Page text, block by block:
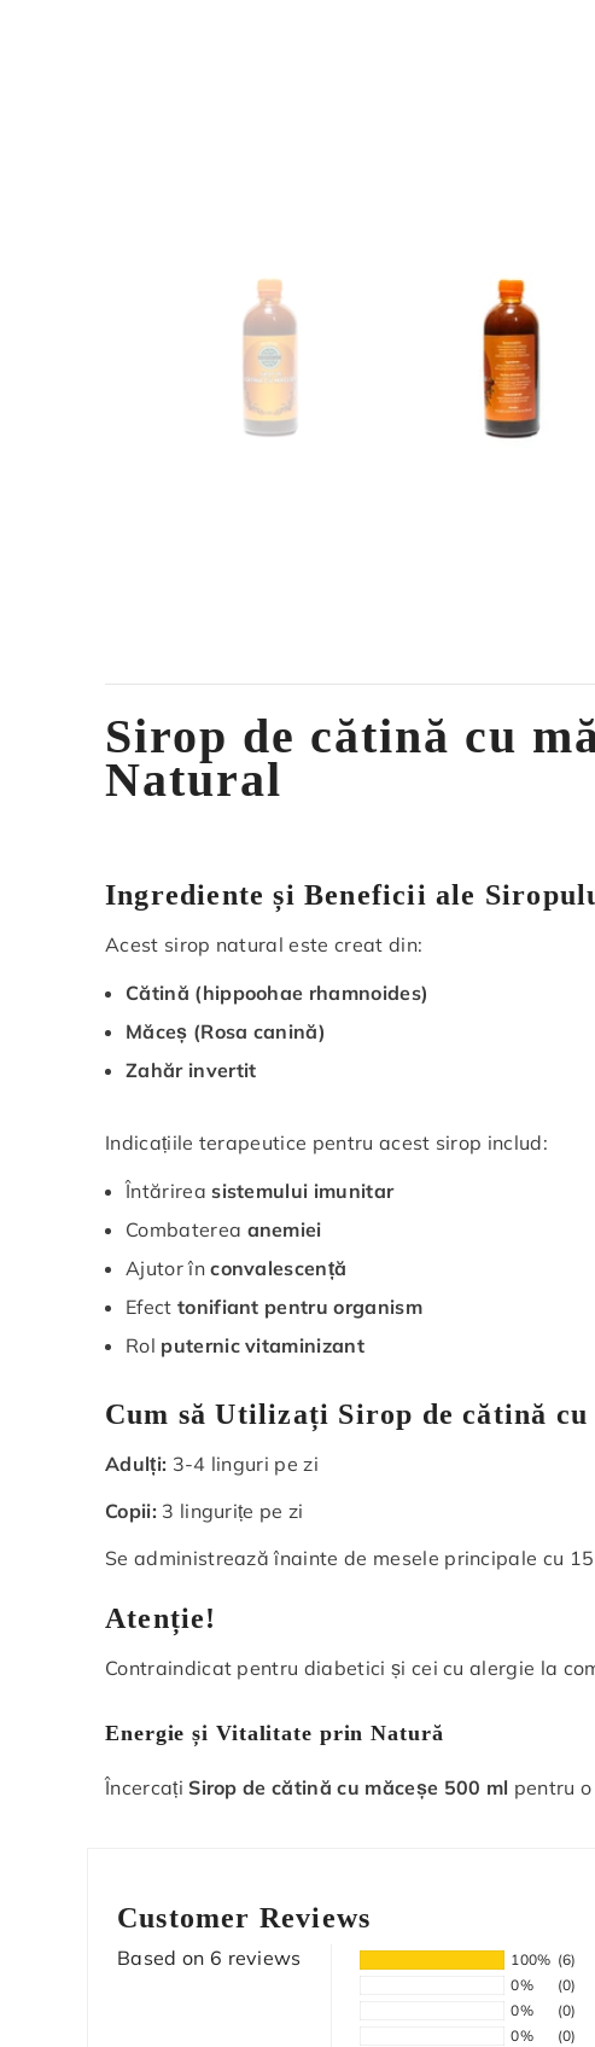
Sirop de cătină cu
Natural
Ingrediente și Beneficii ale
Acest sirop natural este creat din:
Cătină (hippoohae rhamnoides)
Măceș (Rosa canină)
Zahăr invertit
Indicațiile terapeutice pentru acest sirop includ:
Întărirea sistemului imunitar
Combaterea anemiei
Ajutor în convalescență
Efect tonifiant pentru organism
Rol puternic vitaminizant
Cum să Utilizați Sirop de cătină cu
Adulți: 3-4 linguri pe zi
Copii: 3 lingurițe pe zi
Se administrează înainte de mesele principale cu
Atenție!
Contraindicat pentru diabetici și cei cu alergie la
Energie și Vitalitate prin Natură
Încercați Sirop de cătină cu măceșe 500 ml pentru
Customer Reviews
Based on 6 reviews 100% (6)
0%
(0)
0%
(0)
0%
(0)